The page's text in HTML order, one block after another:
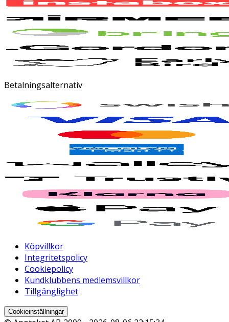
Betalningsalternativ
Köpvillkor
Integritetspolicy
Cookiepolicy
Kundklubbens medlemsvillkor
Tillgänglighet
Cookieinställningar